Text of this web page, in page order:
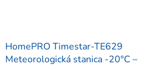
HomePRO Timestar-TE629
Meteorologická stanica -20°C –